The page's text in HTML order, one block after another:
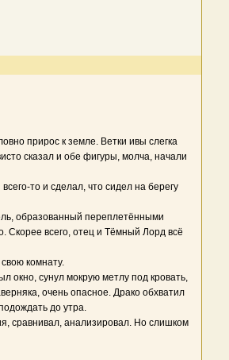
прирос к земле. Ветки ивы слегка
сказал и обе фигуры, молча, начали
то и сделал, что сидел на берегу
образованный переплетёнными
Скорее всего, отец и Тёмный Лорд всё
комнату.
окно, сунул мокрую метлу под кровать,
очень опасное. Драко обхватил
до утра.
сравнивал, анализировал. Но слишком